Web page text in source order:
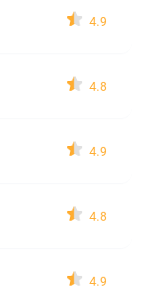
4.9
4.8
4.9
4.8
4.9